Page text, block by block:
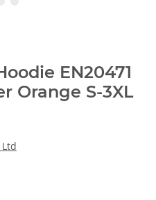
EN20471
Orange S-3XL